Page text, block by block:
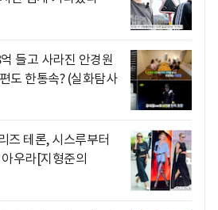
들고 사라진 안경원
도 한통속? (실화탐사
즈 테론, 시스루부터
우라[지형준의